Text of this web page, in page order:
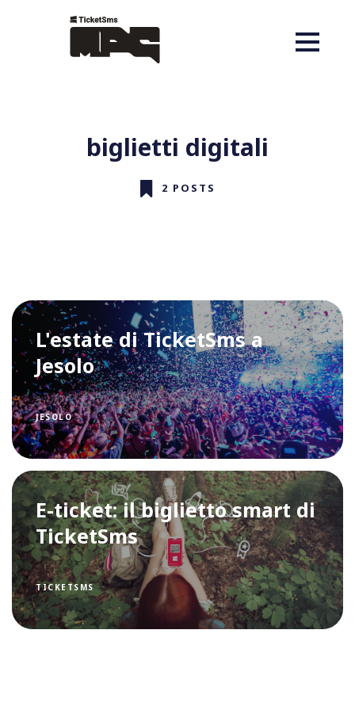
biglietti digitali
2 POSTS
L'estate di TicketSms a
Jesolo
JESOLO
E-ticket: il biglietto smart di
TicketSms
TICKETSMS